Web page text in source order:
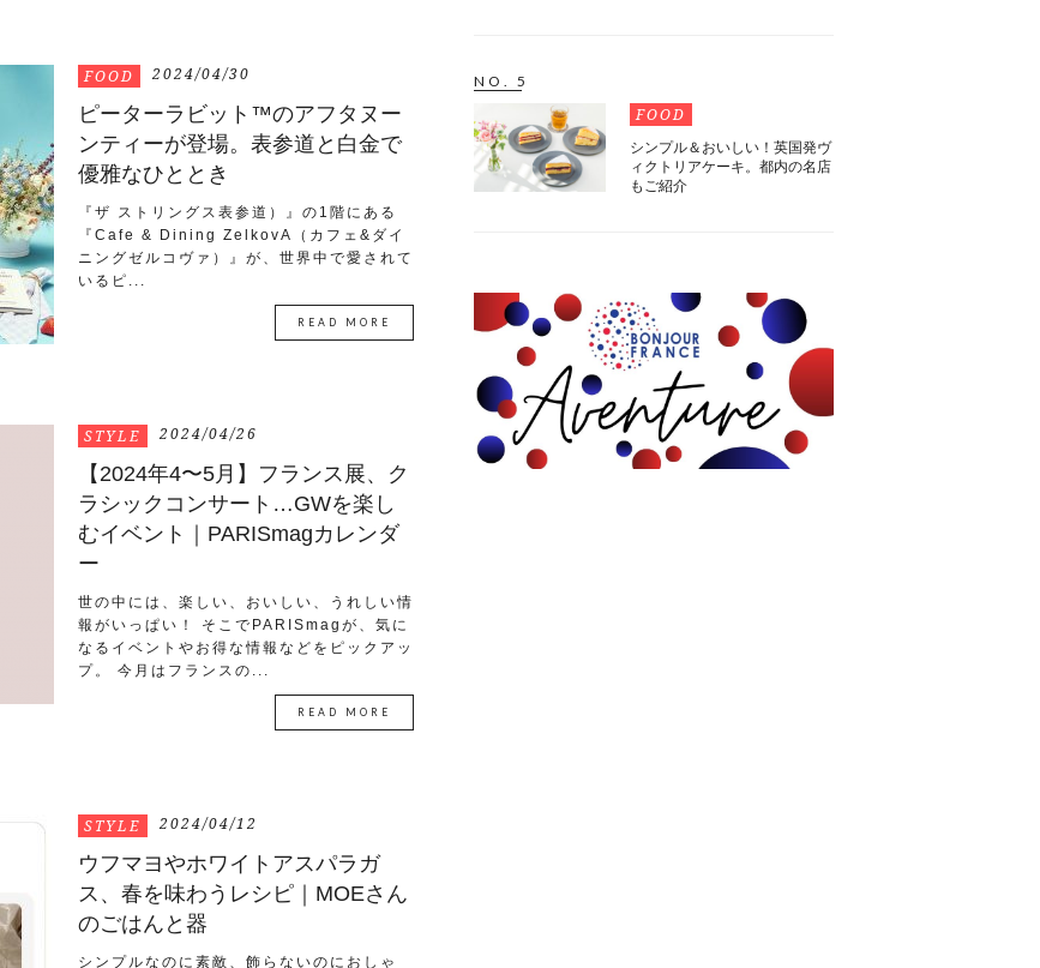
FOOD 2024/04/30
ピーターラビット™のアフタヌー
ンティーが登場。表参道と白金で
優雅なひととき
『ザ ストリングス表参道）』の1階にある
『Cafe & Dining ZelkovA（カフェ&ダイ
ニングゼルコヴァ）』が、世界中で愛されて
いるピ...
READ MORE
STYLE 2024/04/26
【2024年4〜5月】フランス展、ク
ラシックコンサート…GWを楽し
むイベント｜PARISmagカレンダ
ー
世の中には、楽しい、おいしい、うれしい情
報がいっぱい！ そこでPARISmagが、気に
なるイベントやお得な情報などをピックアッ
プ。 今月はフランスの...
READ MORE
STYLE 2024/04/12
ウフマヨやホワイトアスパラガ
ス、春を味わうレシピ｜MOEさん
のごはんと器
シンプルなのに素敵、飾らないのにおしゃ
NO. 5
FOOD
シンプル＆おいしい！英国発ヴ
ィクトリアケーキ。都内の名店
もご紹介